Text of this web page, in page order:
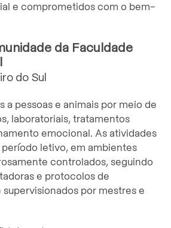
e comprometidos com o bem-
da Faculdade
do Sul
a pessoas e animais por meio de
laboratoriais, tratamentos
emocional. As atividades
letivo, em ambientes
controlados, seguindo
e protocolos de
supervisionados por mestres e